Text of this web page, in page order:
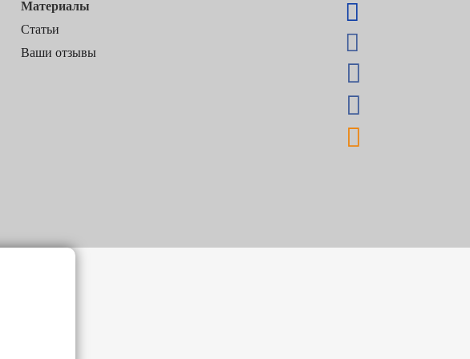
Материалы
Статьи
Ваши отзывы